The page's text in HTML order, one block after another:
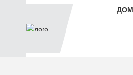
ДОМ